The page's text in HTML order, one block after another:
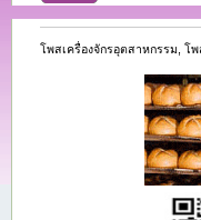
โพสเครื่องจักรอุตสาหกรรม, โ